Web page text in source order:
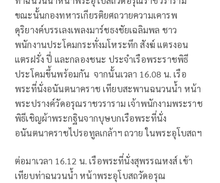
ขณะนั้นกองทหารเกียรติยศถวายความเคารพ
ดุริยางค์บรรเลงเพลงมาร์ชธงชัยเฉลิมพล ชาว
พนักงานประโคมกระทั่งมโหระทึก สังฆ์ แตรงอน
แตรฝรั่ง ปี่ และกลองชนะ ประจำเรือพระราชพิธี
ประโคมขึ้นพร้อมกัน จากนั้นเวลา 16.08 น. เรือ
พระที่นั่งอนันตนาคราช เทียบสะพานฉนวนน้ำ หน้า
พระปรางค์วัดอรุณราชวราราม เจ้าพนักงามพระราช
พิธีเชิญผ้าพระกฐินจากบุษบกเรือพระที่นั่ง
อนันตนาคราชไปรอทูลเกล้าฯ ถวาย ในพระอุโบสถฯ
ต่อมาเวลา 16.12 น. เรือพระที่นั่งสุพรรณหงส์ เข้า
เทียบท่าฉนวนน้ำ หน้าพระอุโบสถวัดอรุณ